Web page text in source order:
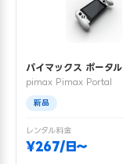
パイマックス ポータル
pimax Pimax Portal
新品
レンタル料金
¥267/日〜